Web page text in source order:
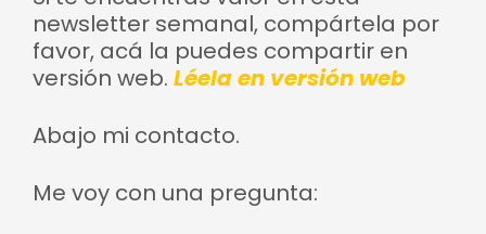
newsletter semanal, compártela por
favor, acá la puedes compartir en
versión web. Léela en versión web
Abajo mi contacto.
Me voy con una pregunta: